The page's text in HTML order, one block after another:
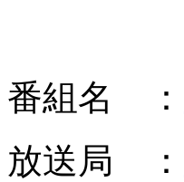
番組名 ：
放送局 ：